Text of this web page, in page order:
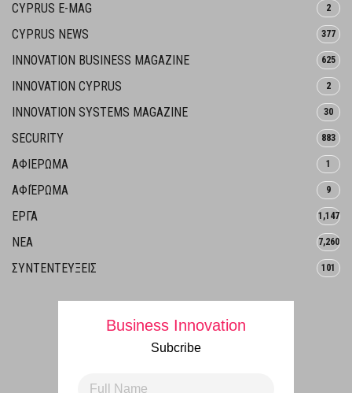
CYPRUS E-MAG 2
CYPRUS NEWS 377
INNOVATION BUSINESS MAGAZINE 625
INNOVATION CYPRUS 2
INNOVATION SYSTEMS MAGAZINE 30
SECURITY 883
ΑΦΙΕΡΩΜΑ 1
ΑΦΙΈΡΩΜΑ 9
ΕΡΓΑ 1,147
ΝΕΑ 7,260
ΣΥΝΤΕΝΤΕΥΞΕΙΣ 101
Business Innovation
Subcribe